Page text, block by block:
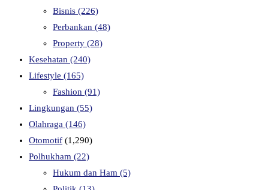
Bisnis (226)
Perbankan (48)
Property (28)
Kesehatan (240)
Lifestyle (165)
Fashion (91)
Lingkungan (55)
Olahraga (146)
Otomotif (1,290)
Polhukham (22)
Hukum dan Ham (5)